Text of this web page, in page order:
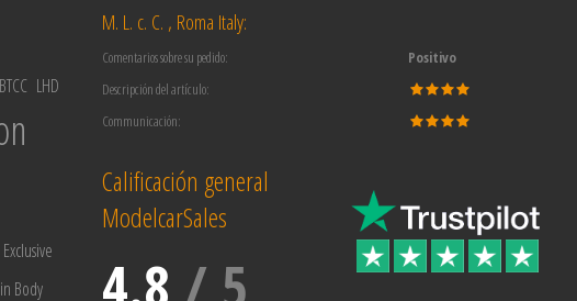
BTCC LHD
Body
M. L. c. C. , Roma Italy:
Comentarios sobre su pedido:
Positivo
Descripción del artículo:
Communicación:
Calificación general
ModelcarSales
4.8 / 5